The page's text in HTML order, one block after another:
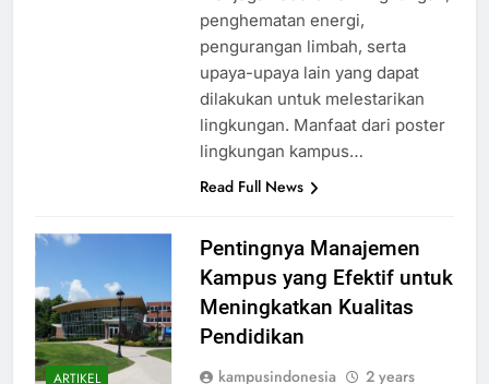
menjaga kebersihan lingkungan,
penghematan energi,
pengurangan limbah, serta
upaya-upaya lain yang dapat
dilakukan untuk melestarikan
lingkungan. Manfaat dari poster
Pentingnya Manajemen
Kampus yang Efektif untuk
Meningkatkan Kualitas